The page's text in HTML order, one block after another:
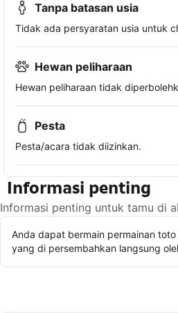
Tanpa batasan usia
Tidak ada persyaratan usia untuk
Hewan peliharaan
Hewan peliharaan tidak
Pesta
Pesta/acara tidak diizinkan.
Informasi penting
Informasi penting untuk tamu di
Anda dapat bermain permainan
yang di persembahkan langsung